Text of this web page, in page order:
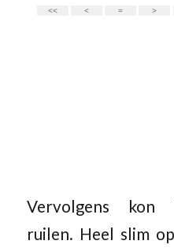
Vervolgens kon
ruilen. Heel slim